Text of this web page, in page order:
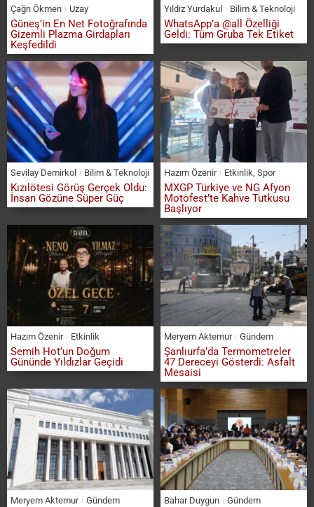
Çağrı Ökmen Uzay
Güneş’in En Net Fotoğrafında
Gizemli Plazma Girdapları
Keşfedildi
Yıldız Yurdakul Bilim & Teknoloji
WhatsApp’a @all Özelliği
Geldi: Tüm Gruba Tek Etiket
Sevilay Demirkol Bilim & Teknoloji
Kızılötesi Görüş Gerçek Oldu:
İnsan Gözüne Süper Güç
Hazım Özenir Etkinlik, Spor
MXGP Türkiye ve NG Afyon
Motofest’te Kahve Tutkusu
Başlıyor
Hazım Özenir Etkinlik
Semih Hot’un Doğum
Gününde Yıldızlar Geçidi
Meryem Aktemur Gündem
Şanlıurfa’da Termometreler
47 Dereceyi Gösterdi: Asfalt
Mesaisi
Meryem Aktemur Gündem Bahar Duygun Gündem